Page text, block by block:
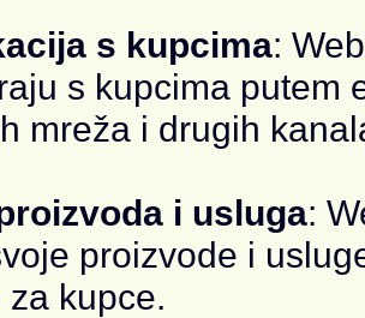
s kupcima:
s kupcima putem
mreža i drugih
i usluga:
proizvode i
kupce.